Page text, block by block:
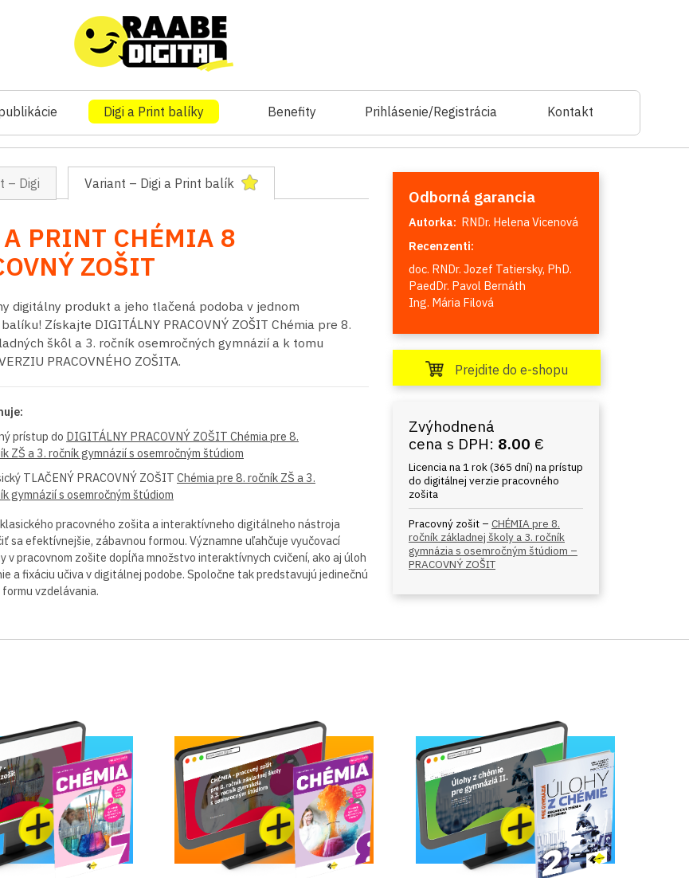
Digi a Print balíky Benefity Prihlásenie/Registrácia Kontakt
– Digi Variant – Digi a Print balík
PRINT CHÉMIA 8
ZOŠIT
digitálny produkt a jeho tlačená podoba v jednom
Získajte DIGITÁLNY PRACOVNÝ ZOŠIT Chémia pre 8.
škôl a 3. ročník osemročných gymnázií a k tomu
PRACOVNÉHO ZOŠITA.
prístup do DIGITÁLNY PRACOVNÝ ZOŠIT Chémia pre 8.
ZŠ a 3. ročník gymnázií s osemročným štúdiom
TLAČENÝ PRACOVNÝ ZOŠIT Chémia pre 8. ročník ZŠ a 3.
gymnázií s osemročným štúdiom
pracovného zošita a interaktívneho digitálneho nástroja
sa efektívnejšie, zábavnou formou. Významne uľahčuje vyučovací
v pracovnom zošite dopĺňa množstvo interaktívnych cvičení, ako aj úloh
a fixáciu učiva v digitálnej podobe. Spoločne tak predstavujú jedinečnú
vzdelávania.
Odborná garancia
Autorka: RNDr. Helena Vicenová
Recenzenti:
doc. RNDr. Jozef Tatiersky, PhD.
PaedDr. Pavol Bernáth
Ing. Mária Filová
Prejdite do e-shopu
Zvýhodnená
cena s DPH: 8.00 €
Licencia na 1 rok (365 dní) na prístup
do digitálnej verzie pracovného
zošita
Pracovný zošit – CHÉMIA pre 8.
ročník základnej školy a 3. ročník
gymnázia s osemročným štúdiom –
PRACOVNÝ ZOŠIT